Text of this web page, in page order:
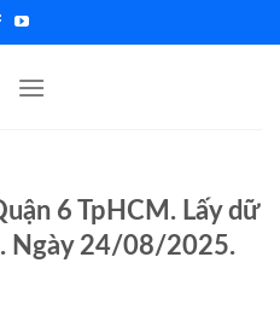
6 TpHCM. Lấy dữ
Ngày 24/08/2025.